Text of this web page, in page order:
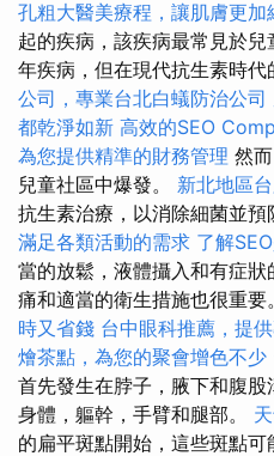
孔粗大醫美療程，讓肌膚更加
起的疾病，該疾病最常見於
年疾病，但在現代抗生素時代
公司，專業台北白蟻防治公司
都乾淨如新 高效的SEO
為您提供精準的財務管理 然
兒童社區中爆發。 新北地區
抗生素治療，以消除細菌並預
滿足各類活動的需求 了解
當的放鬆，液體攝入和有症
痛和適當的衛生措施也很重要
時又省錢 台中眼科推薦，提
燴茶點，為您的聚會增色不少
首先發生在脖子，腋下和腹
身體，軀幹，手臂和腿部。
的扁平斑點開始，這些斑點